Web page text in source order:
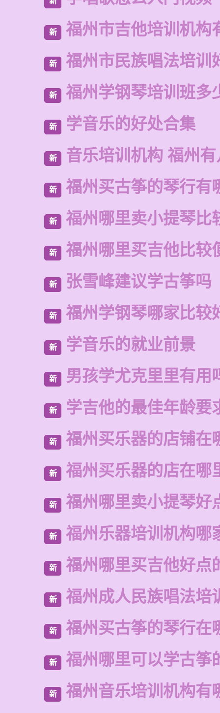
新 福州市吉他培训机构
新 福州市民族唱法培训
新 福州学钢琴培训班多
新 学音乐的好处合集
新 音乐培训机构 福州
新 福州买古筝的琴行有
新 福州哪里卖小提琴比
新 福州哪里买吉他比较
新 张雪峰建议学古筝吗
新 福州学钢琴哪家比较
新 学音乐的就业前景
新 男孩学尤克里里有用
新 学吉他的最佳年龄要
新 福州买乐器的店铺在
新 福州买乐器的店在哪
新 福州哪里卖小提琴好
新 福州乐器培训机构哪
新 福州哪里买吉他好点
新 福州成人民族唱法培
新 福州买古筝的琴行在
新 福州哪里可以学古筝
新 福州音乐培训机构有